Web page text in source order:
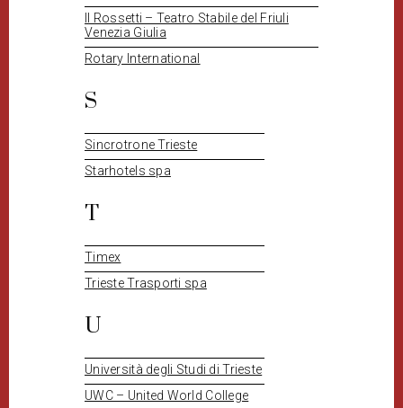
Il Rossetti – Teatro Stabile del Friuli
Venezia Giulia
Rotary International
S
Sincrotrone Trieste
Starhotels spa
T
Timex
Trieste Trasporti spa
U
Università degli Studi di Trieste
UWC – United World College